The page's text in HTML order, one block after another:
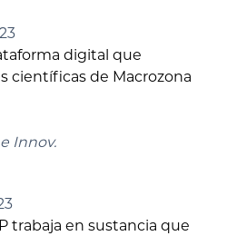
digital que
científicas de Macrozona
Innov.
trabaja en sustancia que